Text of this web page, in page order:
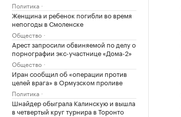
Политика
Женщина и ребенок погибли во время
непогоды в Смоленске
Общество
Арест запросили обвиняемой по делу о
порнографии экс-участнице «Дома-2»
Общество
Иран сообщил об «операции против
целей врага» в Ормузском проливе
Политика
Шнайдер обыграла Калинскую и вышла
в четвертый круг турнира в Торонто